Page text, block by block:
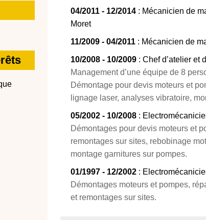
04/2011 - 12/2014 : Mécanicien de
Moret
11/2009 - 04/2011 : Mécanicien de
10/2008 - 10/2009 : Chef d’atelier et
Management d’une équipe de 8
Démontage pour devis moteurs et
lignage laser, analyses vibratoire,
05/2002 - 10/2008 :
Démontages pour devis moteurs et
remontages sur sites, rebobinage
montage garnitures sur pompes.
01/1997 - 12/2002 :
Démontages moteurs et pompes,
et remontages sur sites.